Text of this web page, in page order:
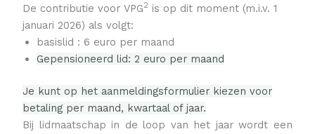
De contributie voor VPG2 is op dit moment (m.i.v. 1
januari 2026) als volgt:
basislid : 6 euro per maand
Gepensioneerd lid: 2 euro per maand
Je kunt op het aanmeldingsformulier kiezen voor
betaling per maand, kwartaal of jaar.
Bij lidmaatschap in de loop van het jaar wordt een